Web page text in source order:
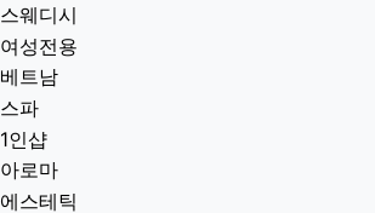
스웨디시
여성전용
베트남
스파
1인샵
아로마
에스테틱